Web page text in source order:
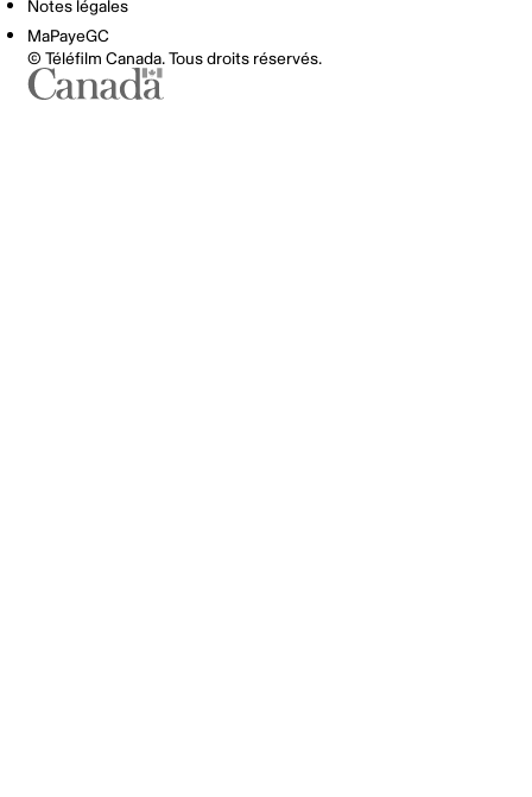
Notes légales
MaPayeGC
© Téléfilm Canada. Tous droits réservés.